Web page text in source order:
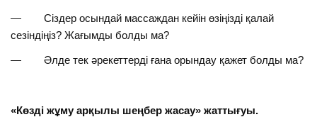
— Сіздер осындай массаждан кейін өзіңізді қалай
сезіндіңіз? Жағымды болды ма?
— Әлде тек әрекеттерді ғана орындау қажет болды ма?
«Көзді жұму арқылы шеңбер жасау» жаттығуы.